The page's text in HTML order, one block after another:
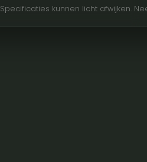
Specificaties kunnen licht afwijken.